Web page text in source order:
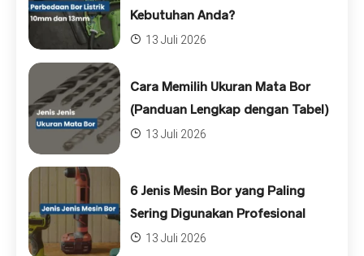
Kebutuhan Anda?
13 Juli 2026
Cara Memilih Ukuran Mata Bor
(Panduan Lengkap dengan Tabel)
13 Juli 2026
6 Jenis Mesin Bor yang Paling
Sering Digunakan Profesional
13 Juli 2026